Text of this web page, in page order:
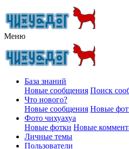
Меню
База знаний
Новые сообщения Поиск
Что нового?
Новые сообщения Новые
Фото чихуахуа
Новые фотки Новые
Личные темы
Пользователи